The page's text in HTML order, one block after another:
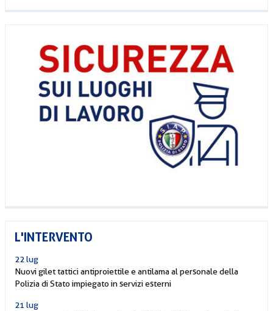
L'INTERVENTO
22 lug
Nuovi gilet tattici antiproiettile e antilama al personale della
Polizia di Stato impiegato in servizi esterni
21 lug